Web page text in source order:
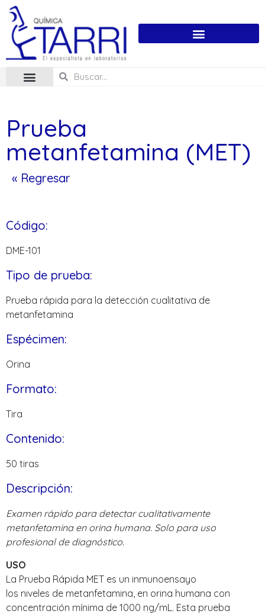
Prueba
metanfetamina (MET)
« Regresar
Código:
DME-101
Tipo de prueba:
Prueba rápida para la detección cualitativa de
metanfetamina
Espécimen:
Orina
Formato:
Tira
Contenido:
50 tiras
Descripción:
Examen rápido para detectar cualitativamente
metanfetamina en orina humana. Solo para uso
profesional de diagnóstico.
USO
La Prueba Rápida MET es un inmunoensayo
los niveles de metanfetamina, en orina humana con
concentración mínima de 1000 ng/mL. Esta prueba